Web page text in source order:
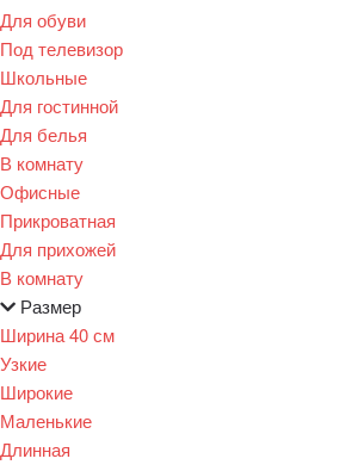
Для обуви
Под телевизор
Школьные
Для гостинной
Для белья
В комнату
Офисные
Прикроватная
Для прихожей
В комнату
Размер
Ширина 40 см
Узкие
Широкие
Маленькие
Длинная